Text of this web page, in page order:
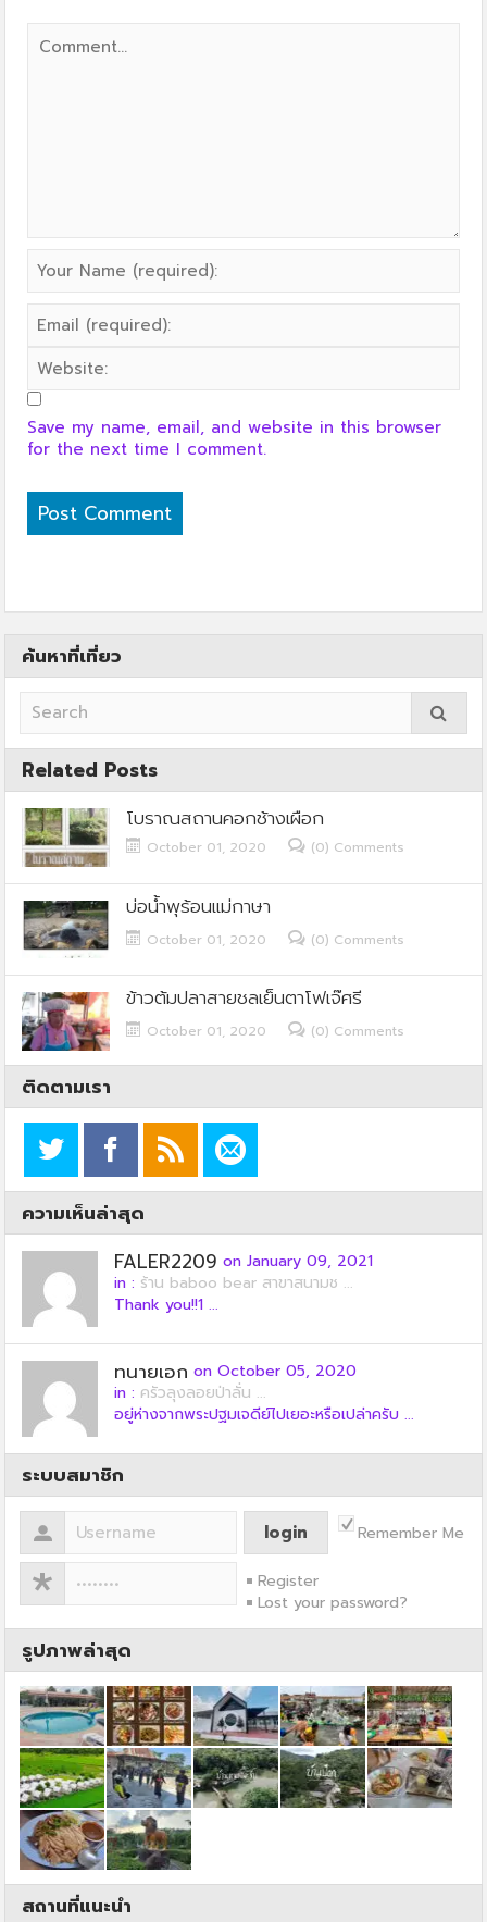
Save my name, email, and website in this browser
for the next time I comment.
ค้นหาที่เที่ยว
Related Posts
โบราณสถานคอกช้างเผือก
October 01, 2020 (0) Comments
บ่อน้ำพุร้อนแม่กาษา
October 01, 2020 (0) Comments
ข้าวต้มปลาสายชลเย็นตาโฟเจ๊ศรี
October 01, 2020 (0) Comments
ติดตามเรา
ความเห็นล่าสุด
FALER2209 on January 09, 2021
in : ร้าน baboo bear สาขาสนามช ...
Thank you!!1 ...
ทนายเอก on October 05, 2020
in : ครัวลุงลอยป่าลั่น ...
อยู่ห่างจากพระปฐมเจดีย์ไปเยอะหรือเปล่าครับ ...
ระบบสมาชิก
Remember Me
Register
Lost your password?
รูปภาพล่าสุด
สถานที่แนะนำ